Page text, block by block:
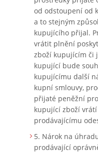
od odstoupení od
a to stejným
kupujícího přijal.
vrátit plnění
zboží kupujícím či
kupující bude
kupujícímu další
kupní smlouvy,
přijaté peněžní
kupující zboží
prodávajícímu
Nárok na
prodávající